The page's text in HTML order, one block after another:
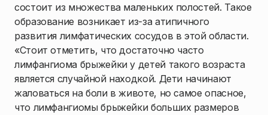
состоит из множества маленьких полостей. Такое
образование возникает из-за атипичного
развития лимфатических сосудов в этой области.
«Стоит отметить, что достаточно часто
лимфангиома брыжейки у детей такого возраста
является случайной находкой. Дети начинают
жаловаться на боли в животе, но самое опасное,
что лимфангиомы брыжейки больших размеров